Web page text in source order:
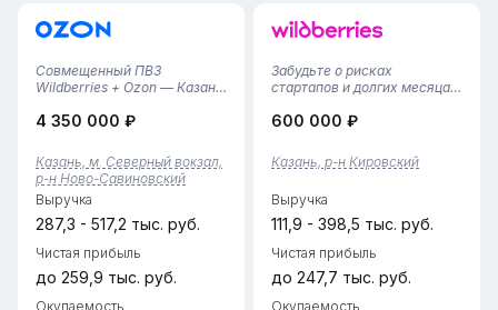
Совмещенный ПВЗ
Wildberries + Ozon — Казань,
нПродается стабильный и
пункт выдачи заказов в
самом густонаселенном
районе Казани. Бизнес
полностью отлажен и п...
4 350 000 ₽
Казань, м. Северный вокзал,
р-н Ново-Савиновский
Выручка
287,3 - 517,2 тыс. руб.
Чистая прибыль
до 259,9 тыс. руб.
Окупаемость
Забудьте о рисках
стартапов и долгих месяцах
просто пункт выдачи
стабильному, проверенному
доходу в самом сердце
рынка онлайн-торгов...
600 000 ₽
Казань, р-н Кировский
Выручка
111,9 - 398,5 тыс. руб.
Чистая прибыль
до 247,7 тыс. руб.
Окупаемость